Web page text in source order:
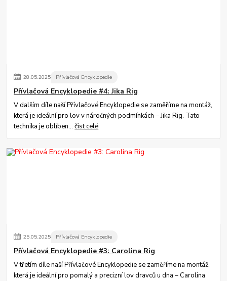
28.05.2025 Přívlačová Encyklopedie
Přívlačová Encyklopedie #4: Jika Rig
V dalším díle naší Přívlačové Encyklopedie se zaměříme na montáž,
která je ideální pro lov v náročných podmínkách – Jika Rig. Tato
technika je oblíben...číst celé
25.05.2025 Přívlačová Encyklopedie
Přívlačová Encyklopedie #3: Carolina Rig
V třetím díle naší Přívlačové Encyklopedie se zaměříme na montáž,
která je ideální pro pomalý a precizní lov dravců u dna – Carolina